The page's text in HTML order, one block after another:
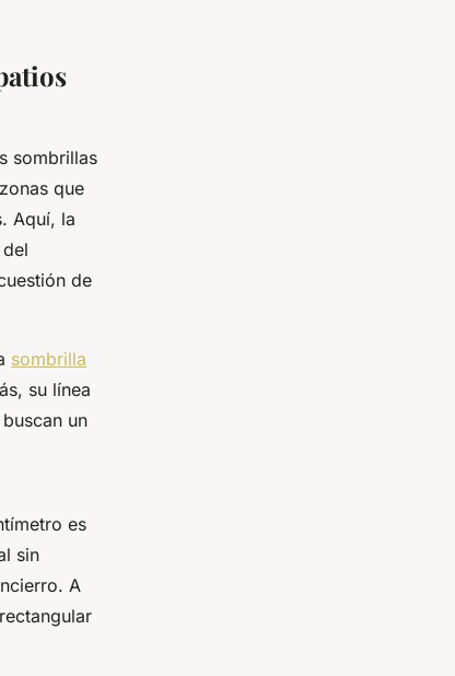
sombrillas
que
Aquí, la
de
sombrilla
su línea
un
es
sin
A